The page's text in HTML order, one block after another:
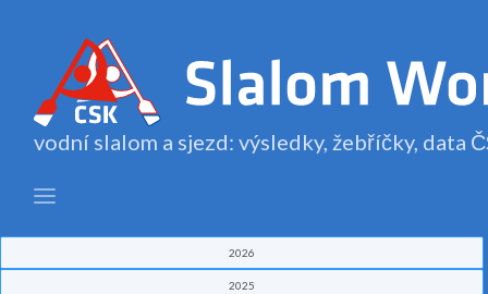
vodní slalom a sjezd: výsledky, žebříčky, data
2026
2025